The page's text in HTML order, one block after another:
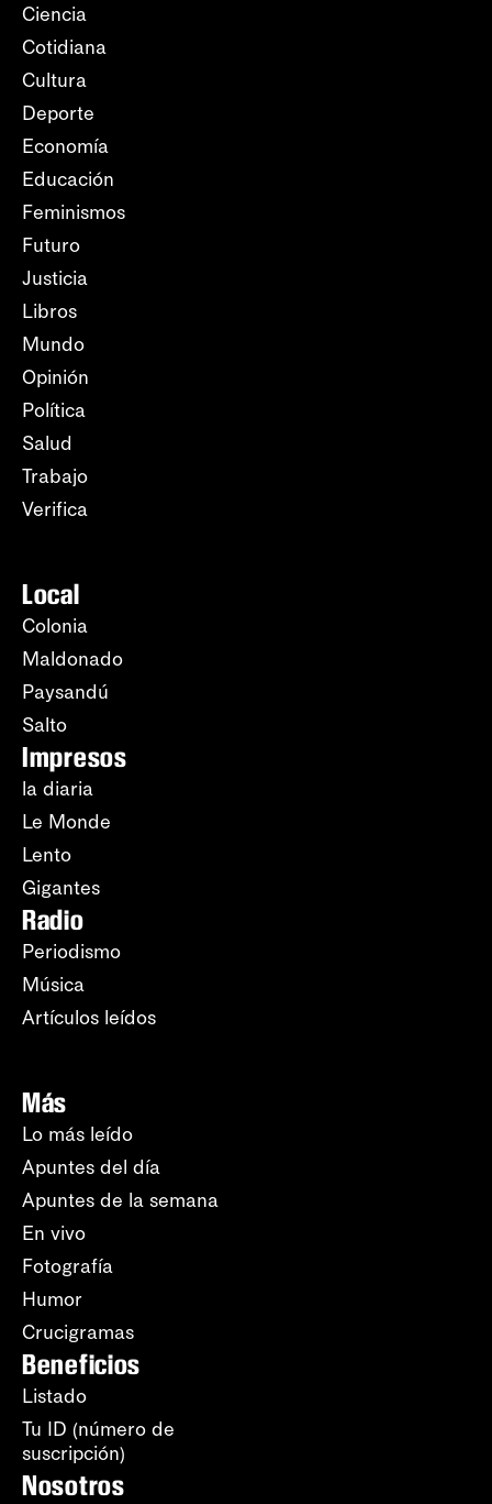
Ciencia
Cotidiana
Cultura
Deporte
Economía
Educación
Feminismos
Futuro
Justicia
Libros
Mundo
Opinión
Política
Salud
Trabajo
Verifica
Local
Colonia
Maldonado
Paysandú
Salto
Impresos
la diaria
Le Monde
Lento
Gigantes
Radio
Periodismo
Música
Artículos leídos
Más
Lo más leído
Apuntes del día
Apuntes de la semana
En vivo
Fotografía
Humor
Crucigramas
Beneficios
Listado
Tu ID (número de
suscripción)
Nosotros